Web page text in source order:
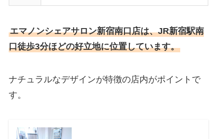
エマノンシェアサロン新宿南口店は、JR新宿駅南
口徒歩3分ほどの好立地に位置しています。
ナチュラルなデザインが特徴の店内がポイントで
す。